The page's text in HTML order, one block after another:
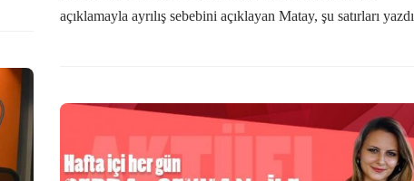
açıklamayla ayrılış sebebini açıklayan Matay, şu satırları